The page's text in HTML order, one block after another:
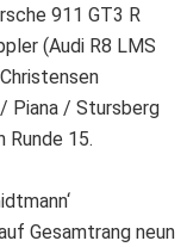
911 GT3 R
(Audi R8 LMS
Piana / Stursberg
Runde 15.
Gesamtrang neun